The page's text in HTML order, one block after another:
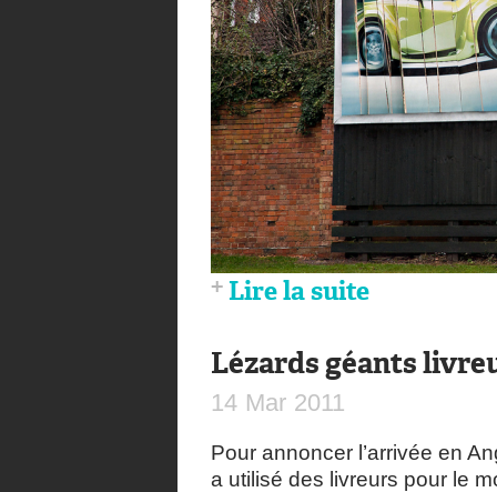
Lire la suite
Lézards géants
14 Mar 2011
Pour annoncer l’arrivée en
a utilisé des livreurs pour le